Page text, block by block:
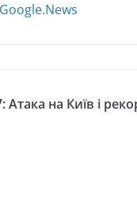
Атака на Київ і